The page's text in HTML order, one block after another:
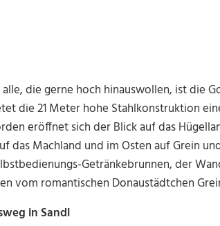
die gerne hoch hinauswollen, ist die
die 21 Meter hohe Stahlkonstruktion
eröffnet sich der Blick auf das
das Machland und im Osten auf Grein
Getränkebrunnen, der
vom romantischen Donaustädtchen
in Sandl